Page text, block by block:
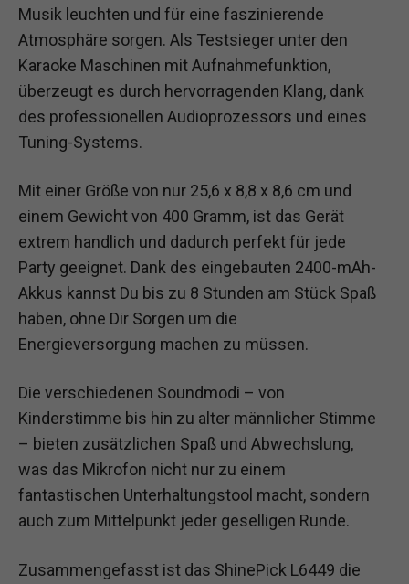
Musik leuchten und für eine faszinierende
Atmosphäre sorgen. Als Testsieger unter den
Karaoke Maschinen mit Aufnahmefunktion,
überzeugt es durch hervorragenden Klang, dank
des professionellen Audioprozessors und eines
Tuning-Systems.
Mit einer Größe von nur 25,6 x 8,8 x 8,6 cm und
einem Gewicht von 400 Gramm, ist das Gerät
extrem handlich und dadurch perfekt für jede
Party geeignet. Dank des eingebauten 2400-mAh-
Akkus kannst Du bis zu 8 Stunden am Stück Spaß
haben, ohne Dir Sorgen um die
Energieversorgung machen zu müssen.
Die verschiedenen Soundmodi – von
Kinderstimme bis hin zu alter männlicher Stimme
– bieten zusätzlichen Spaß und Abwechslung,
was das Mikrofon nicht nur zu einem
fantastischen Unterhaltungstool macht, sondern
auch zum Mittelpunkt jeder geselligen Runde.
Zusammengefasst ist das ShinePick L6449 die